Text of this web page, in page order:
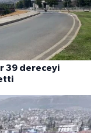
39 dereceyi